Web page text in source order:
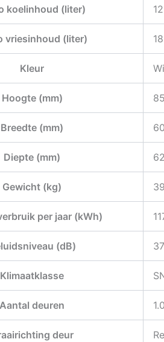
koelinhoud (liter)
vriesinhoud (liter)
Kleur
Hoogte (mm)
Breedte (mm)
Diepte (mm)
Gewicht (kg)
per jaar (kWh)
(dB)
Klimaatklasse
Aantal deuren
deur